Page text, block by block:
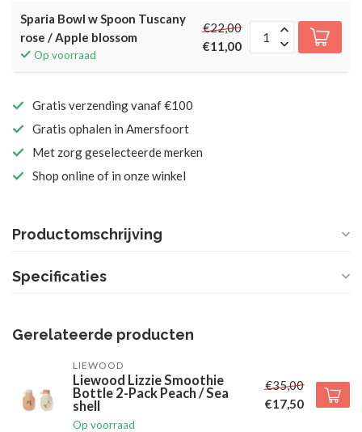
Sparia Bowl w Spoon Tuscany
rose / Apple blossom
Op voorraad
€22,00
€11,00
Gratis verzending vanaf €100
Gratis ophalen in Amersfoort
Met zorg geselecteerde merken
Shop online of in onze winkel
Productomschrijving
Specificaties
Gerelateerde producten
LIEWOOD
Liewood Lizzie Smoothie
Bottle 2-Pack Peach / Sea
shell
Op voorraad
€35,00
€17,50